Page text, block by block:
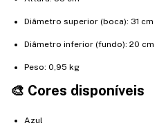
Diâmetro superior (boca): 31 cm
Diâmetro inferior (fundo): 20 cm
Peso: 0,95 kg
🎨 Cores disponíveis
Azul